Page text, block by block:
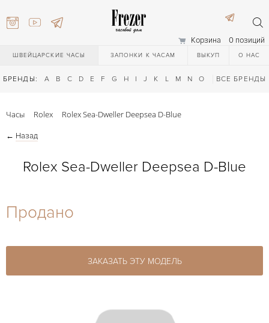
Корзина 0 позиций
ШВЕЙЦАРСКИЕ ЧАСЫ ЗАПОНКИ К ЧАСАМ ВЫКУП О НАС
БРЕНДЫ: A B C D E F G H I J K L M N O Q R S T
ВСЕ БРЕНДЫ
27-44
27-44
Часы Rolex Rolex Sea-Dweller Deepsea D-Blue
← Назад
Rolex Sea-Dweller Deepsea D-Blue
Продано
ЗАКАЗАТЬ ЭТУ МОДЕЛЬ